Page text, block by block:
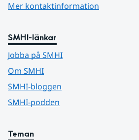
Mer kontaktinformation
SMHI-länkar
Jobba på SMHI
Om SMHI
SMHI-bloggen
SMHI-podden
Teman